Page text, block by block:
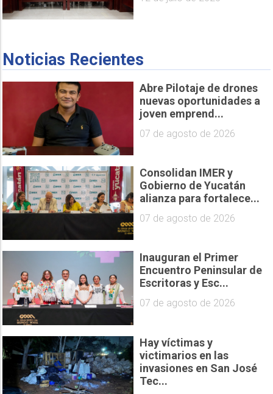
Noticias Recientes
Abre Pilotaje de drones
nuevas oportunidades a
joven emprend...
07 de agosto de 2026
Consolidan IMER y
Gobierno de Yucatán
alianza para fortalece...
07 de agosto de 2026
Inauguran el Primer
Encuentro Peninsular de
Escritoras y Esc...
07 de agosto de 2026
Hay víctimas y
victimarios en las
invasiones en San José
Tec...